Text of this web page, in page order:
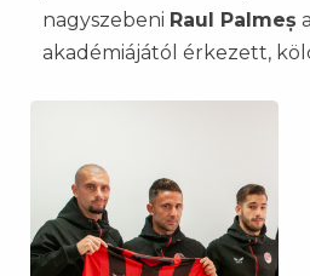
nagyszebeni Raul Palmeș
akadémiájától érkezett,